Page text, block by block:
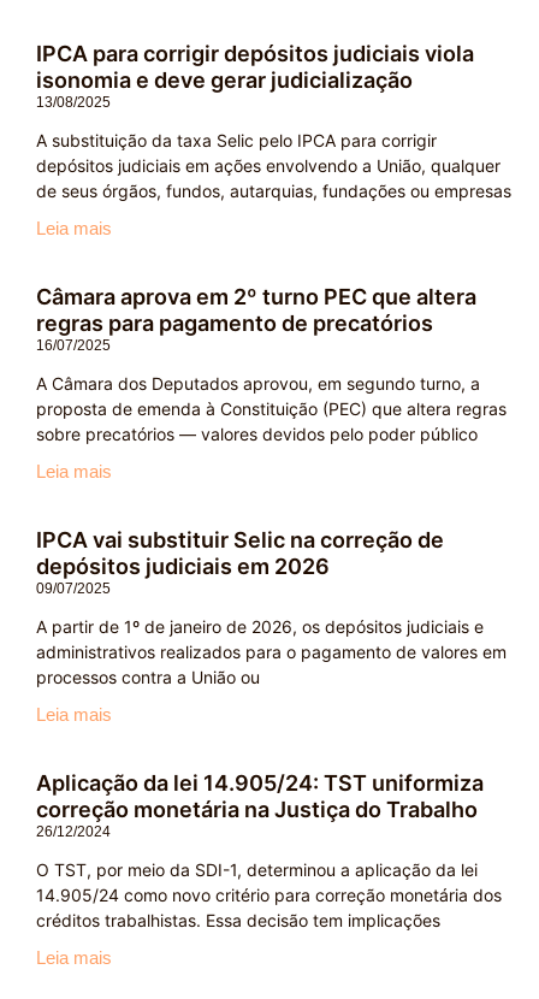
IPCA para corrigir depósitos judiciais viola
isonomia e deve gerar judicialização
13/08/2025
A substituição da taxa Selic pelo IPCA para corrigir
depósitos judiciais em ações envolvendo a União, qualquer
de seus órgãos, fundos, autarquias, fundações ou empresas
Leia mais
Câmara aprova em 2º turno PEC que altera
regras para pagamento de precatórios
16/07/2025
A Câmara dos Deputados aprovou, em segundo turno, a
proposta de emenda à Constituição (PEC) que altera regras
sobre precatórios — valores devidos pelo poder público
Leia mais
IPCA vai substituir Selic na correção de
depósitos judiciais em 2026
09/07/2025
A partir de 1º de janeiro de 2026, os depósitos judiciais e
administrativos realizados para o pagamento de valores em
processos contra a União ou
Leia mais
Aplicação da lei 14.905/24: TST uniformiza
correção monetária na Justiça do Trabalho
26/12/2024
O TST, por meio da SDI-1, determinou a aplicação da lei
14.905/24 como novo critério para correção monetária dos
créditos trabalhistas. Essa decisão tem implicações
Leia mais